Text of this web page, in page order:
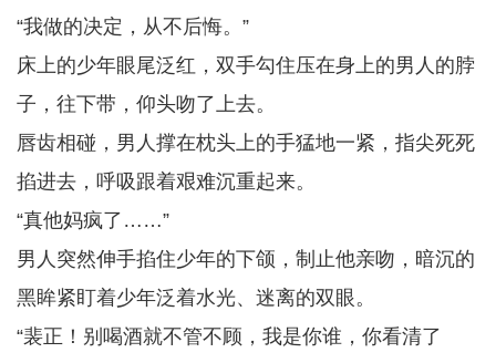
“我做的决定，从不后悔。”
床上的少年眼尾泛红，双手勾住压在身上的男人的脖
子，往下带，仰头吻了上去。
唇齿相碰，男人撑在枕头上的手猛地一紧，指尖死死
掐进去，呼吸跟着艰难沉重起来。
“真他妈疯了……”
男人突然伸手掐住少年的下颌，制止他亲吻，暗沉的
黑眸紧盯着少年泛着水光、迷离的双眼。
“裴正！别喝酒就不管不顾，我是你谁，你看清了